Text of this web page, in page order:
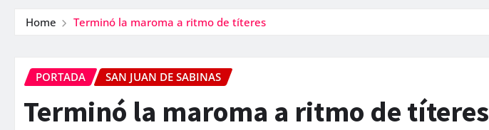
Home Terminó la maroma a ritmo de tí­teres
PORTADA SAN JUAN DE SABINAS
Terminó la maroma a ritmo de tí­teres